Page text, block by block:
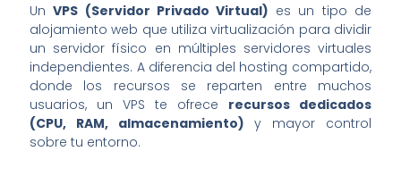
UnVPS (Servidor Privado Virtual) es un tipo de
alojamiento web que utiliza virtualización para dividir
un servidor físico en múltiples servidores virtuales
independientes. A diferencia del hosting compartido,
donde los recursos se reparten entre muchos
usuarios, un VPS te ofrece recursos dedicados
(CPU, RAM, almacenamiento) y mayor control
sobre tu entorno.